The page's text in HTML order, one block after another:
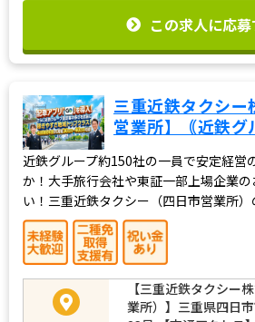
この求人に応募
三重近鉄タクシ
営業所】｟近鉄グ
近鉄グループ約150社の一員で安定経営
か！大手旅行会社や東証一部上場企業
い！三重近鉄タクシー（四日市営業所）
【三重近鉄タクシー
業所）】三重県四日